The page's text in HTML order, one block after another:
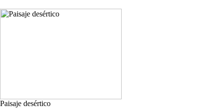
Paisaje desértico